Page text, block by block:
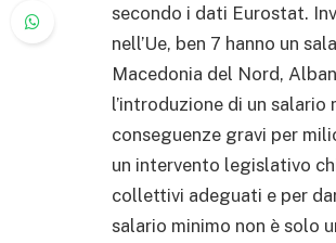
secondo i dati Eurostat.
nell’Ue, ben 7 hanno un
Macedonia del Nord,
l’introduzione di un
conseguenze gravi per
un intervento legislativo
collettivi adeguati e per
salario minimo non è solo